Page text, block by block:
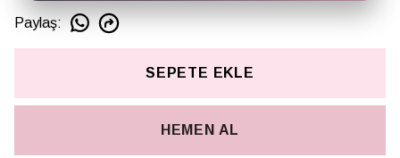
Paylaş:
SEPETE EKLE
HEMEN AL